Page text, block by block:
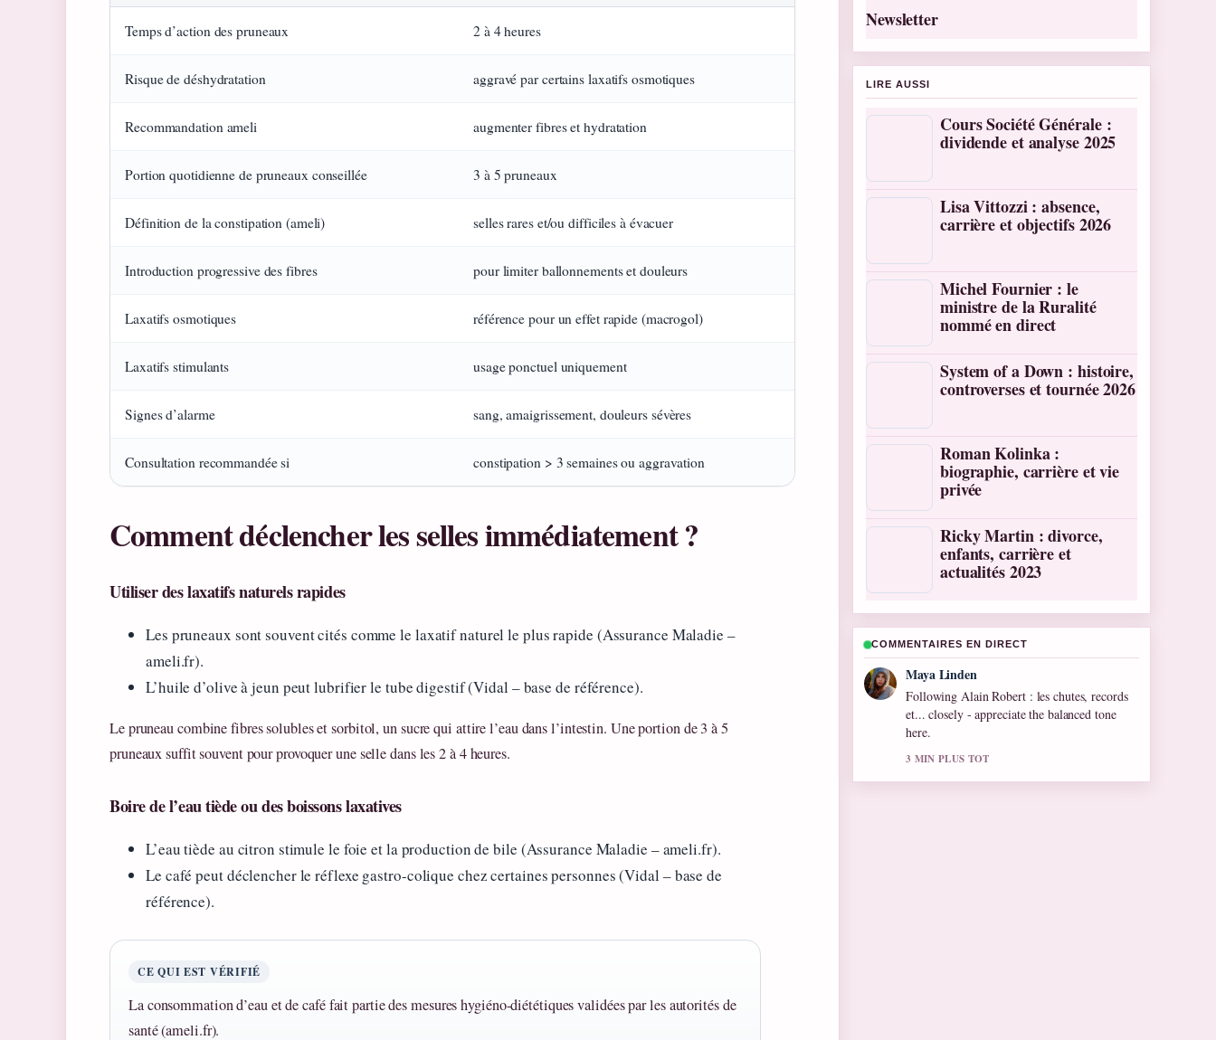
Temps d’action des pruneaux 2 à 4 heures
Risque de déshydratation aggravé par certains laxatifs osmotiques
Recommandation ameli augmenter fibres et hydratation
Portion quotidienne de pruneaux conseillée 3 à 5 pruneaux
Définition de la constipation (ameli) selles rares et/ou difficiles à évacuer
Introduction progressive des fibres pour limiter ballonnements et douleurs
Laxatifs osmotiques référence pour un effet rapide (macrogol)
Laxatifs stimulants usage ponctuel uniquement
Signes d’alarme sang, amaigrissement, douleurs sévères
Consultation recommandée si constipation > 3 semaines ou aggravation
Comment déclencher les selles immédiatement ?
Utiliser des laxatifs naturels rapides
Les pruneaux sont souvent cités comme le laxatif naturel le plus rapide (Assurance Maladie –
ameli.fr).
L’huile d’olive à jeun peut lubrifier le tube digestif (Vidal – base de référence).
Le pruneau combine fibres solubles et sorbitol, un sucre qui attire l’eau dans l’intestin. Une portion de 3 à 5
pruneaux suffit souvent pour provoquer une selle dans les 2 à 4 heures.
Boire de l’eau tiède ou des boissons laxatives
L’eau tiède au citron stimule le foie et la production de bile (Assurance Maladie – ameli.fr).
Le café peut déclencher le réflexe gastro-colique chez certaines personnes (Vidal – base de
référence).
CE QUI EST VÉRIFIÉ
La consommation d’eau et de café fait partie des mesures hygiéno-diététiques validées par les autorités de
santé (ameli.fr).
Newsletter
LIRE AUSSI
Cours Société Générale :
dividende et analyse 2025
Lisa Vittozzi : absence,
carrière et objectifs 2026
Michel Fournier : le
ministre de la Ruralité
nommé en direct
System of a Down : histoire,
controverses et tournée 2026
Roman Kolinka :
biographie, carrière et vie
privée
Ricky Martin : divorce,
enfants, carrière et
actualités 2023
COMMENTAIRES EN DIRECT
Maya Linden
Following Alain Robert : les chutes, records
et... closely - appreciate the balanced tone
here.
3 MIN PLUS TOT